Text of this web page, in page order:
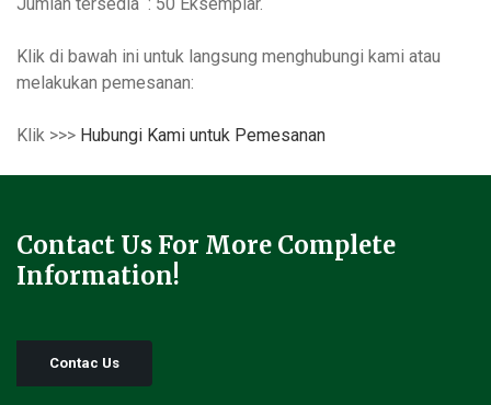
Klik di bawah ini untuk langsung menghubungi kami atau
melakukan pemesanan:
Klik >>> Hubungi Kami untuk Pemesanan
Contact Us For More Complete
Information!
Contac Us